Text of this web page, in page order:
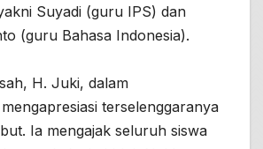
Suyadi (guru IPS) dan
(guru Bahasa Indonesia).
H. Juki, dalam
terselenggaranya
Ia mengajak seluruh siswa